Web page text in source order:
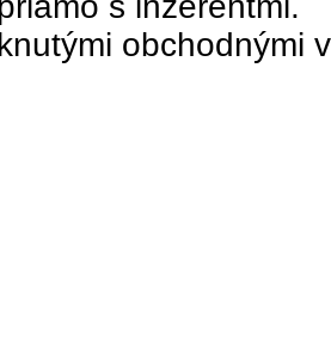
obchodnými